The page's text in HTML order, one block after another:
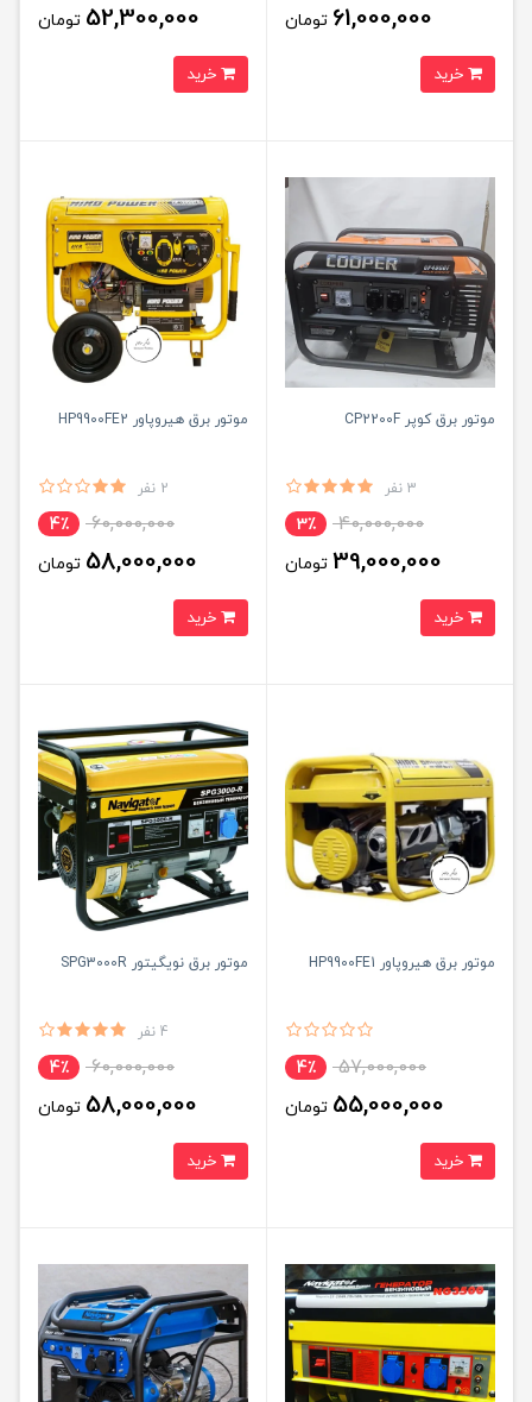
61,000,000 تومان 52,300,000 تومان
موتور برق کوپر CP2200F
3 نفر
40,000,000 3٪
39,000,000 تومان
موتور برق هیروپاور HP9900FE2
2 نفر
60,000,000 4٪
58,000,000 تومان
موتور برق هیروپاور HP9900FE1
57,000,000 4٪
55,000,000 تومان
موتور برق نویگیتور SPG3000R
4 نفر
60,000,000 4٪
58,000,000 تومان